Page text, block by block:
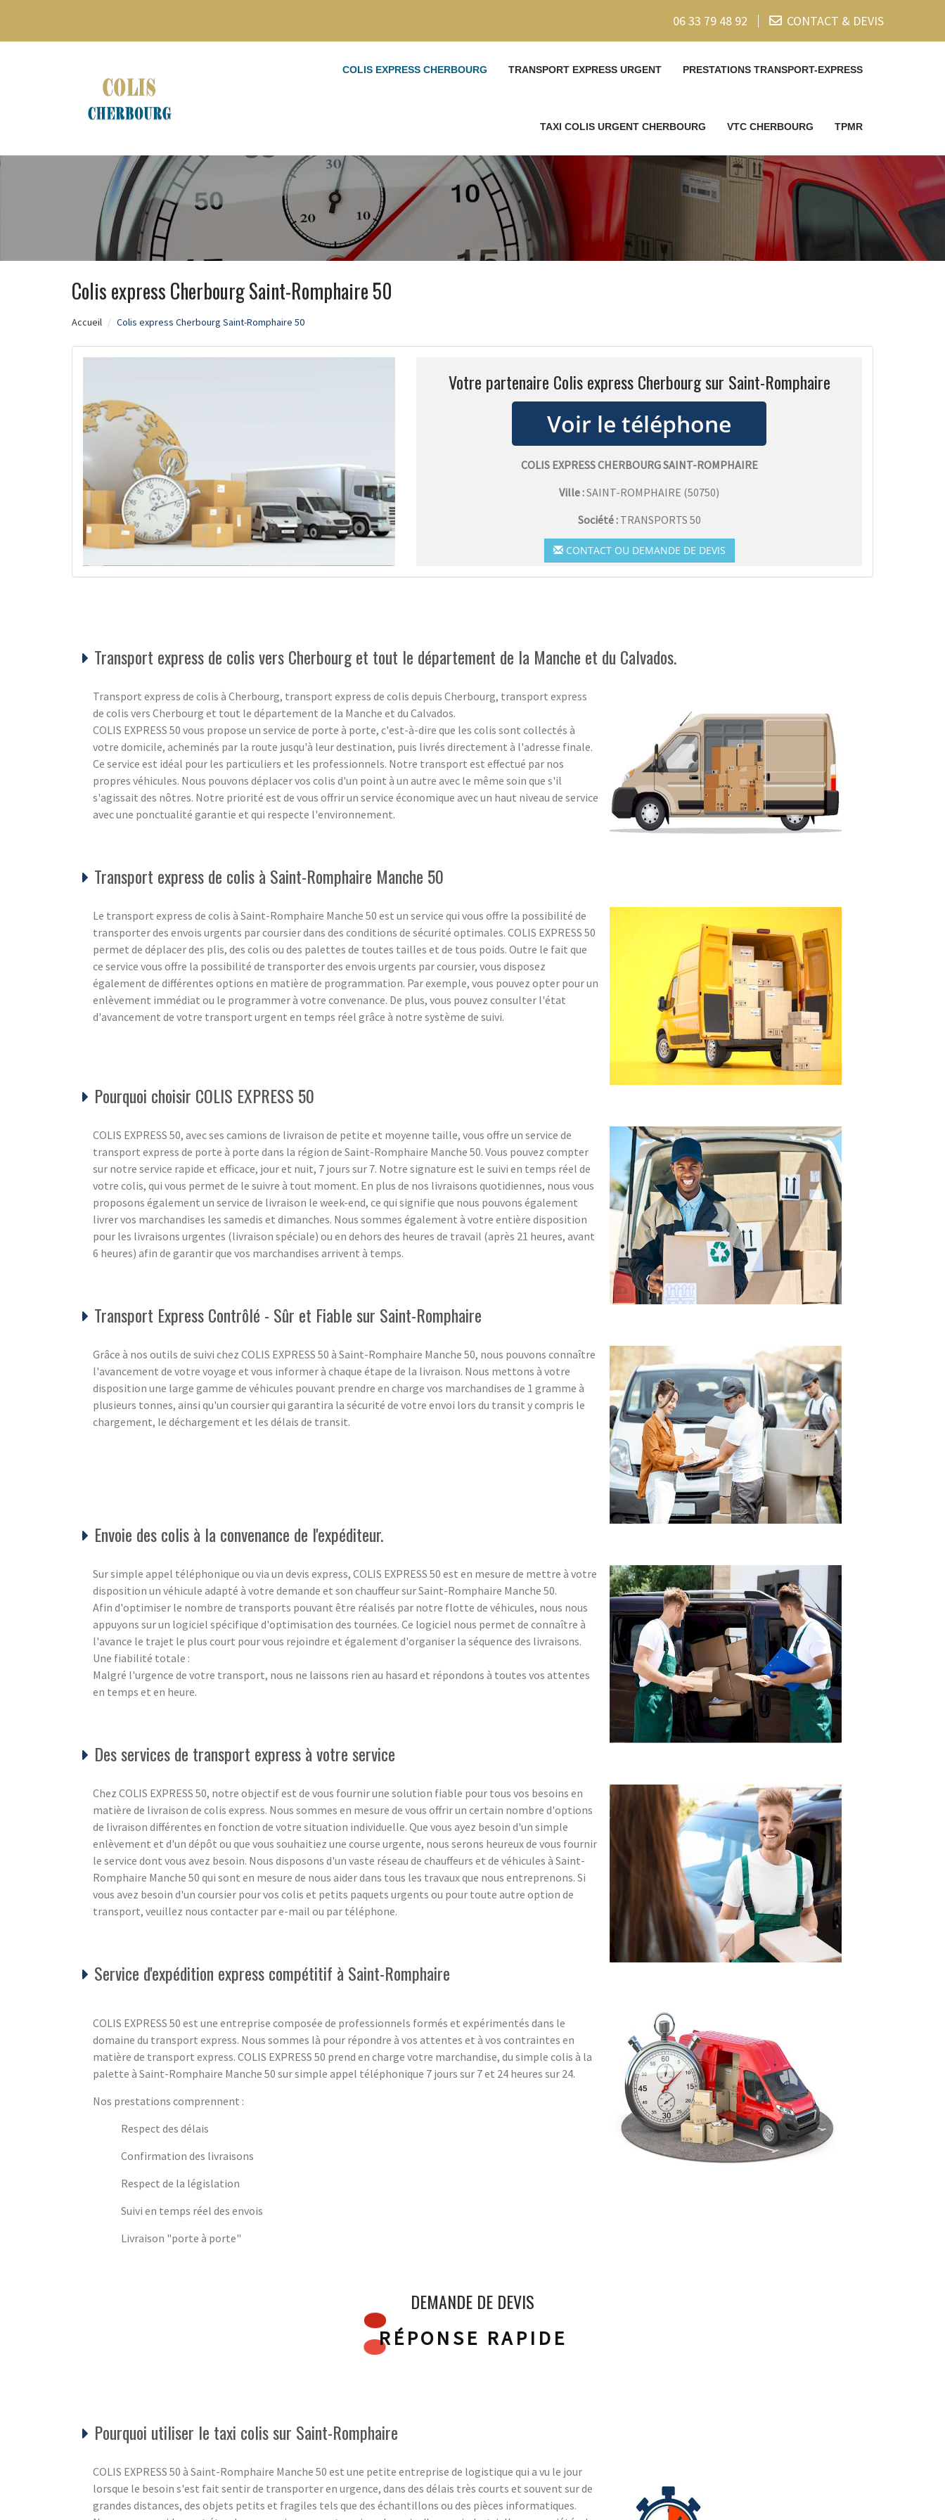
06 33 79 48 92 CONTACT & DEVIS
COLIS EXPRESS CHERBOURG TRANSPORT EXPRESS URGENT PRESTATIONS TRANSPORT-EXPRESS
TAXI COLIS URGENT CHERBOURG VTC CHERBOURG TPMR
Colis express Cherbourg Saint-Romphaire 50
Accueil Colis express Cherbourg Saint-Romphaire 50
Votre partenaire Colis express Cherbourg sur Saint-Romphaire
COLIS EXPRESS CHERBOURG SAINT-ROMPHAIRE
Ville :SAINT-ROMPHAIRE (50750)
Société : TRANSPORTS 50
CONTACT OU DEMANDE DE DEVIS
Transport express de colis vers Cherbourg et tout le département de la Manche et du Calvados.
Transport express de colis à Cherbourg, transport express de colis depuis Cherbourg, transport express
de colis vers Cherbourg et tout le département de la Manche et du Calvados.
COLIS EXPRESS 50 vous propose un service de porte à porte, c'est-à-dire que les colis sont collectés à
votre domicile, acheminés par la route jusqu'à leur destination, puis livrés directement à l'adresse finale.
Ce service est idéal pour les particuliers et les professionnels. Notre transport est effectué par nos
propres véhicules. Nous pouvons déplacer vos colis d'un point à un autre avec le même soin que s'il
s'agissait des nôtres. Notre priorité est de vous offrir un service économique avec un haut niveau de service
avec une ponctualité garantie et qui respecte l'environnement.
Transport express de colis à Saint-Romphaire Manche 50
Le transport express de colis à Saint-Romphaire Manche 50 est un service qui vous offre la possibilité de
transporter des envois urgents par coursier dans des conditions de sécurité optimales. COLIS EXPRESS 50
permet de déplacer des plis, des colis ou des palettes de toutes tailles et de tous poids. Outre le fait que
ce service vous offre la possibilité de transporter des envois urgents par coursier, vous disposez
également de différentes options en matière de programmation. Par exemple, vous pouvez opter pour un
enlèvement immédiat ou le programmer à votre convenance. De plus, vous pouvez consulter l'état
d'avancement de votre transport urgent en temps réel grâce à notre système de suivi.
Pourquoi choisir COLIS EXPRESS 50
COLIS EXPRESS 50, avec ses camions de livraison de petite et moyenne taille, vous offre un service de
transport express de porte à porte dans la région de Saint-Romphaire Manche 50. Vous pouvez compter
sur notre service rapide et efficace, jour et nuit, 7 jours sur 7. Notre signature est le suivi en temps réel de
votre colis, qui vous permet de le suivre à tout moment. En plus de nos livraisons quotidiennes, nous vous
proposons également un service de livraison le week-end, ce qui signifie que nous pouvons également
livrer vos marchandises les samedis et dimanches. Nous sommes également à votre entière disposition
pour les livraisons urgentes (livraison spéciale) ou en dehors des heures de travail (après 21 heures, avant
6 heures) afin de garantir que vos marchandises arrivent à temps.
Transport Express Contrôlé - Sûr et Fiable sur Saint-Romphaire
Grâce à nos outils de suivi chez COLIS EXPRESS 50 à Saint-Romphaire Manche 50, nous pouvons connaître
l'avancement de votre voyage et vous informer à chaque étape de la livraison. Nous mettons à votre
disposition une large gamme de véhicules pouvant prendre en charge vos marchandises de 1 gramme à
plusieurs tonnes, ainsi qu'un coursier qui garantira la sécurité de votre envoi lors du transit y compris le
chargement, le déchargement et les délais de transit.
Envoie des colis à la convenance de l'expéditeur.
Sur simple appel téléphonique ou via un devis express, COLIS EXPRESS 50 est en mesure de mettre à votre
disposition un véhicule adapté à votre demande et son chauffeur sur Saint-Romphaire Manche 50.
Afin d'optimiser le nombre de transports pouvant être réalisés par notre flotte de véhicules, nous nous
appuyons sur un logiciel spécifique d'optimisation des tournées. Ce logiciel nous permet de connaître à
l'avance le trajet le plus court pour vous rejoindre et également d'organiser la séquence des livraisons.
Une fiabilité totale :
Malgré l'urgence de votre transport, nous ne laissons rien au hasard et répondons à toutes vos attentes
en temps et en heure.
Des services de transport express à votre service
Chez COLIS EXPRESS 50, notre objectif est de vous fournir une solution fiable pour tous vos besoins en
matière de livraison de colis express. Nous sommes en mesure de vous offrir un certain nombre d'options
de livraison différentes en fonction de votre situation individuelle. Que vous ayez besoin d'un simple
enlèvement et d'un dépôt ou que vous souhaitiez une course urgente, nous serons heureux de vous fournir
le service dont vous avez besoin. Nous disposons d'un vaste réseau de chauffeurs et de véhicules à Saint-
Romphaire Manche 50 qui sont en mesure de nous aider dans tous les travaux que nous entreprenons. Si
vous avez besoin d'un coursier pour vos colis et petits paquets urgents ou pour toute autre option de
transport, veuillez nous contacter par e-mail ou par téléphone.
Service d'expédition express compétitif à Saint-Romphaire
COLIS EXPRESS 50 est une entreprise composée de professionnels formés et expérimentés dans le
domaine du transport express. Nous sommes là pour répondre à vos attentes et à vos contraintes en
matière de transport express. COLIS EXPRESS 50 prend en charge votre marchandise, du simple colis à la
palette à Saint-Romphaire Manche 50 sur simple appel téléphonique 7 jours sur 7 et 24 heures sur 24.
Nos prestations comprennent :
Respect des délais
Confirmation des livraisons
Respect de la législation
Suivi en temps réel des envois
Livraison "porte à porte"
DEMANDE DE DEVIS
RÉPONSE RAPIDE
Pourquoi utiliser le taxi colis sur Saint-Romphaire
COLIS EXPRESS 50 à Saint-Romphaire Manche 50 est une petite entreprise de logistique qui a vu le jour
lorsque le besoin s'est fait sentir de transporter en urgence, dans des délais très courts et souvent sur de
grandes distances, des objets petits et fragiles tels que des échantillons ou des pièces informatiques.